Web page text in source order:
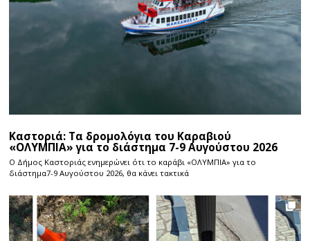
Καστοριά: Τα δρομολόγια του Καραβιού
«ΟΛΥΜΠΙΑ» για το διάστημα 7-9 Αυγούστου 2026
Ο Δήμος Καστοριάς ενημερώνει ότι το καράβι «ΟΛΥΜΠΙΑ» για το
διάστημα7-9 Αυγούστου 2026, θα κάνει τακτικά